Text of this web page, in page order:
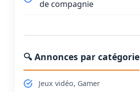
de compagnie
🔍 Annonces par catégorie
Jeux vidéo, Gamer